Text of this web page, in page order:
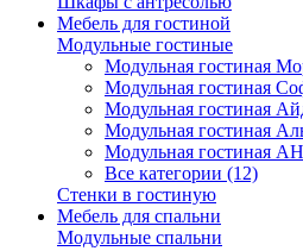
Мебель для гостиной
Модульные гостиные
Модульная гостиная
Модульная гостиная
Модульная гостиная
Модульная гостиная
Модульная гостиная
Все категории (12)
Стенки в гостиную
Мебель для спальни
Модульные спальни